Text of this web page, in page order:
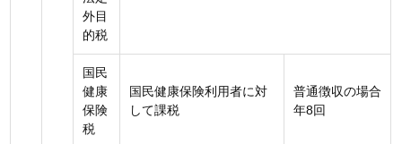
外目
的税
国民
健康
保険
税
国民健康保険利用者に対
して課税
普通徴収の場合
年8回